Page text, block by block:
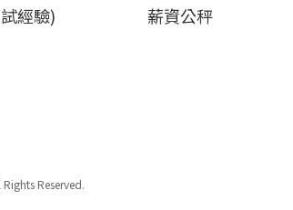
經驗)
薪資公秤
Reserved.